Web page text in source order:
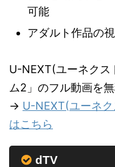
可能
アダルト作品の
U-NEXT(ユーネクス
ム2」のフル動画を
→ U-NEXT(ユーネ
はこちら
dTV